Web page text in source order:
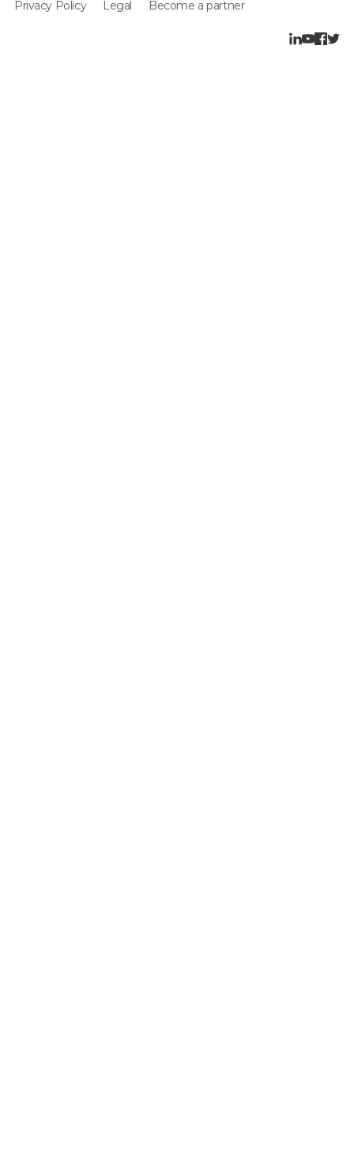
Privacy Policy Legal Become a partner